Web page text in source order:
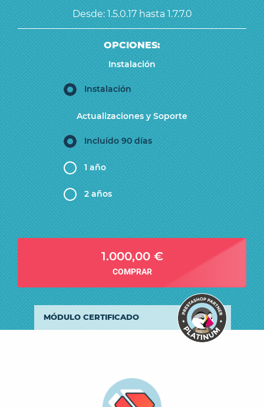
Desde: 1.5.0.17 hasta 1.7.7.0
OPCIONES:
Instalación
Instalación
Actualizaciones y Soporte
Incluído 90 días
1 año
2 años
1.000,00 €
COMPRAR
MÓDULO CERTIFICADO